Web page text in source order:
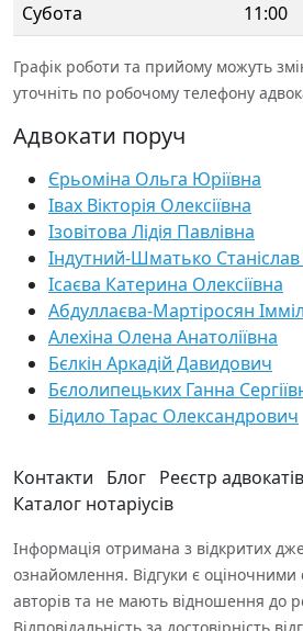
Субота
11:00
Графік роботи та прийому можуть
уточніть по робочому телефону
Адвокати поруч
Єрьоміна Ольга Юріївна
Івах Вікторія Олексіївна
Ізовітова Лідія Павлівна
Індутний-Шматько
Ісаєва Катерина Олексіївна
Абдуллаєва-Мартіросян
Алехіна Олена Анатоліївна
Бєлкін Аркадій Давидович
Бєлолипецьких Ганна
Бідило Тарас Олександрович
Контакти Блог Реєстр
Каталог нотаріусів
Інформація отримана з відкритих
ознайомлення. Відгуки є оціночними
авторів та не мають відношення до